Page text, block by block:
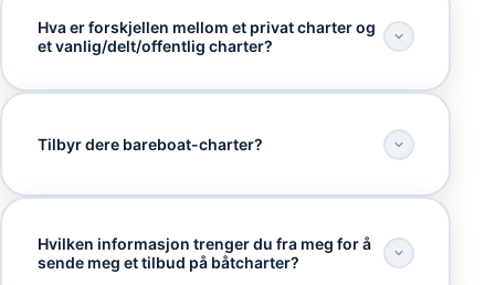
Hva er forskjellen mellom et privat charter og
et vanlig/delt/offentlig charter?
Tilbyr dere bareboat-charter?
Hvilken informasjon trenger du fra meg for å
sende meg et tilbud på båtcharter?